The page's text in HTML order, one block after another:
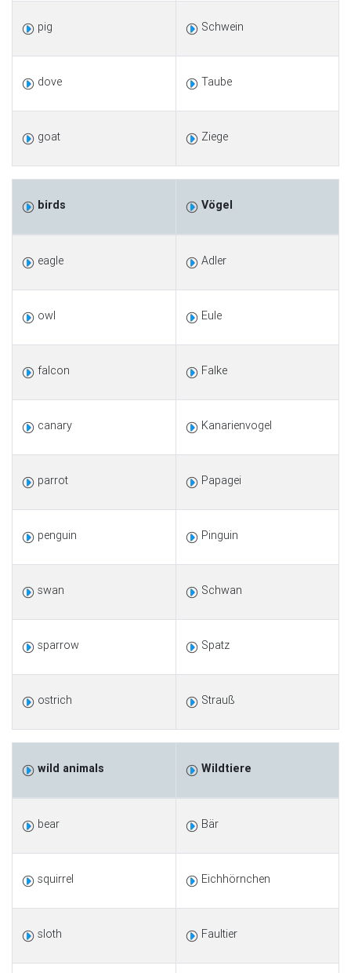
pig Schwein
dove Taube
goat Ziege
birds Vögel
eagle Adler
owl Eule
falcon Falke
canary Kanarienvogel
parrot Papagei
penguin Pinguin
swan Schwan
sparrow Spatz
ostrich Strauß
wild animals Wildtiere
bear Bär
squirrel Eichhörnchen
sloth Faultier